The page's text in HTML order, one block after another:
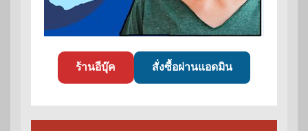
ร้านอีบุ๊ค สั่งซื้อผ่านแอดมิน